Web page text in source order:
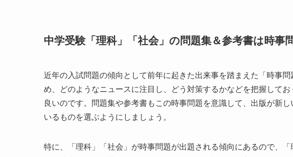
中学受験「理科」「社会」の問題集＆参考書は時事
近年の入試問題の傾向として前年に起きた出来事を踏まえた「時事
め、どのようなニュースに注目し、どう対策するかなどを把握して
良いのです。問題集や参考書もこの時事問題を意識して、出版が新
いるものを選ぶようにしましょう。
特に、「理科」「社会」が時事問題が出題される傾向にあるので、